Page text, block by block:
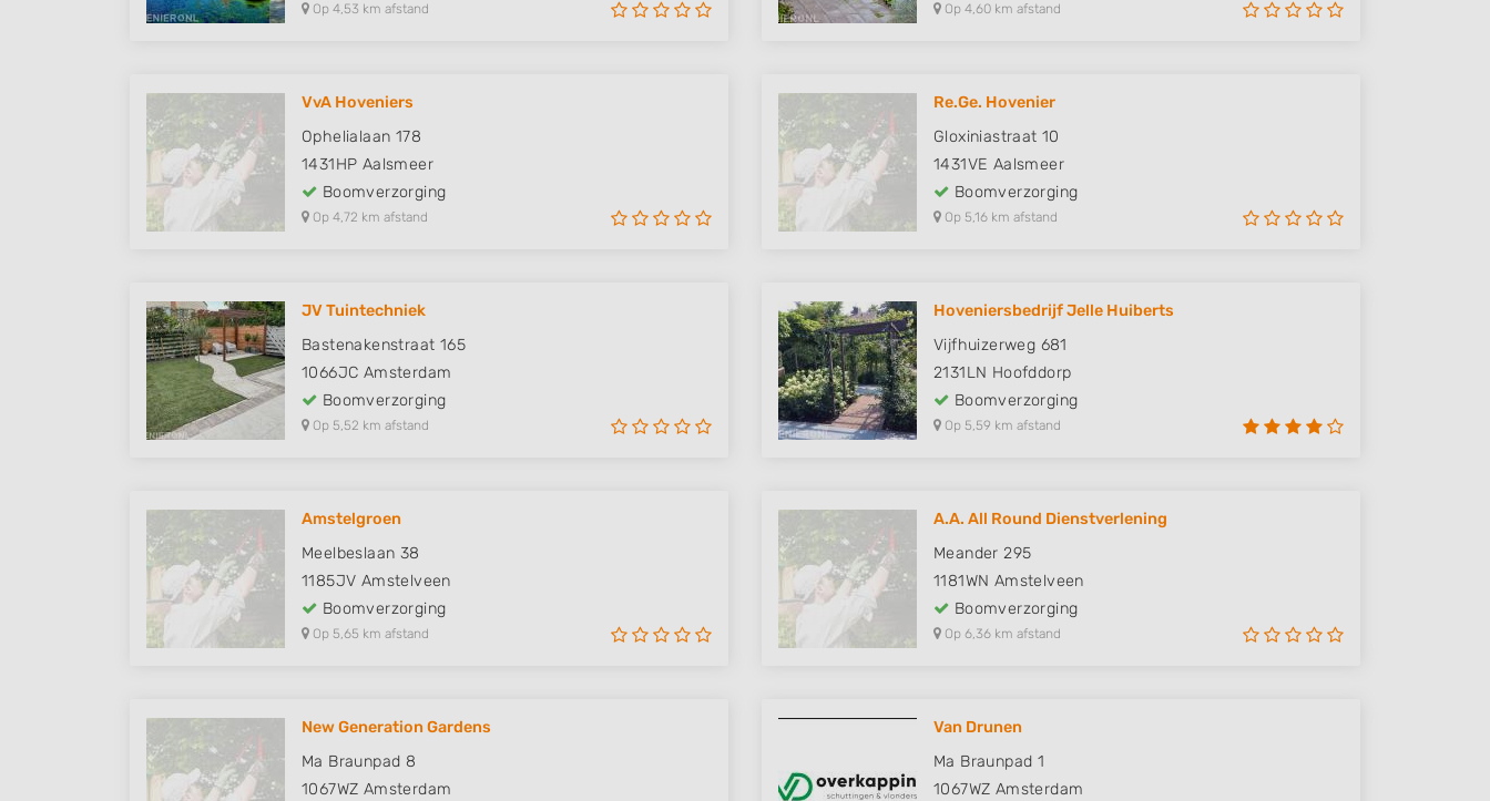
Op 4,53 km afstand Op 4,60 km afstand
VvA Hoveniers
Ophelialaan 178
1431HP Aalsmeer
Boomverzorging
Op 4,72 km afstand
Re.Ge. Hovenier
Gloxiniastraat 10
1431VE Aalsmeer
Boomverzorging
Op 5,16 km afstand
JV Tuintechniek
Bastenakenstraat 165
1066JC Amsterdam
Boomverzorging
Op 5,52 km afstand
Hoveniersbedrijf Jelle Huiberts
Vijfhuizerweg 681
2131LN Hoofddorp
Boomverzorging
Op 5,59 km afstand
Amstelgroen
Meelbeslaan 38
1185JV Amstelveen
Boomverzorging
Op 5,65 km afstand
A.A. All Round Dienstverlening
Meander 295
1181WN Amstelveen
Boomverzorging
Op 6,36 km afstand
New Generation Gardens
Ma Braunpad 8
1067WZ Amsterdam
Van Drunen
Ma Braunpad 1
1067WZ Amsterdam